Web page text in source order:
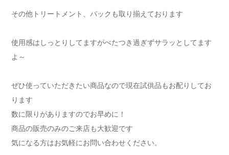
その他トリートメント、パックも取り揃えております
使用感はしっとりしてますがべたつき過ぎずサラッとしてます
よ～
ぜひ使っていただきたい商品なので現在試供品もお配りしてお
ります
数に限りがありますのでお早めに！
商品の販売のみのご来店も大歓迎です
気になる方はお気軽にお問い合わせください。